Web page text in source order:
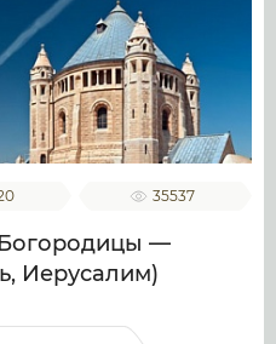
35537
—
Иерусалим)